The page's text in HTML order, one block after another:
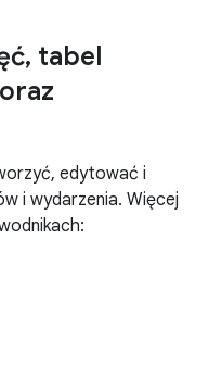
, tabel
edytować i
i wydarzenia. Więcej